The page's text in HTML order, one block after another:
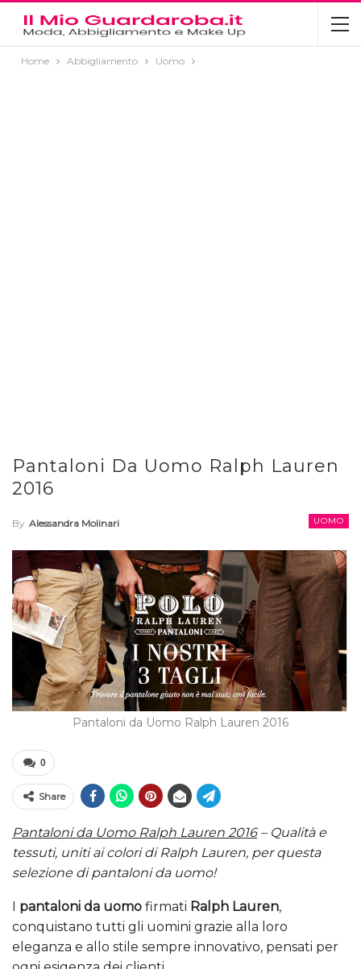
Home Abbigliamento Uomo
Pantaloni Da Uomo Ralph Lauren
2016
UOMO
By Alessandra Molinari
Pantaloni da Uomo Ralph Lauren 2016
0
Share
Pantaloni da Uomo Ralph Lauren 2016– Qualità e
tessuti, uniti ai colori di Ralph Lauren, per questa
selezione di pantaloni da uomo!
pantaloni da uomo firmati Ralph Lauren,
conquistano tutti gli uomini grazie alla loro
eleganza e allo stile sempre innovativo, pensati per